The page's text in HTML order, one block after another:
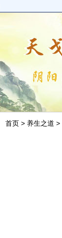
首页 > 养生之道 >